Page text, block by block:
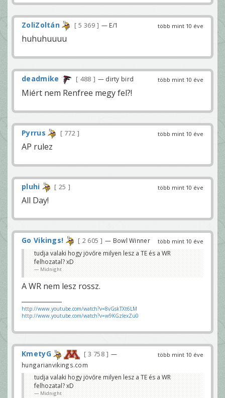
több mint 10 éve
ZoliZoltán 5 369 — E/1
huhuhuuuu
több mint 10 éve
deadmike 488 — dirty bird
Miért nem Renfree megy fel?!
több mint 10 éve
Pyrrus 772
AP rulez
több mint 10 éve
pluhi 25
All Day!
több mint 10 éve
Go Vikings! 2 605 — Bowl Winner
tudja valaki hogy jövőre milyen lesz a TE és a WR
felhozatal? xD
Midnight
A WR nem lesz rossz.
http://www.youtube.com/watch?v=8vGskTXt6LM
http://www.youtube.com/watch?v=w9KGzIexZu0
több mint 10 éve
KmetyG 3 758
—
hungarianvikings.com
tudja valaki hogy jövőre milyen lesz a TE és a WR
felhozatal? xD
Midnight